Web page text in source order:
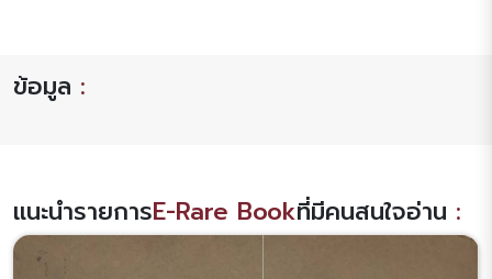
ข้อมูล :
แนะนำรายการE-Rare Bookที่มีคนสนใจอ่าน :